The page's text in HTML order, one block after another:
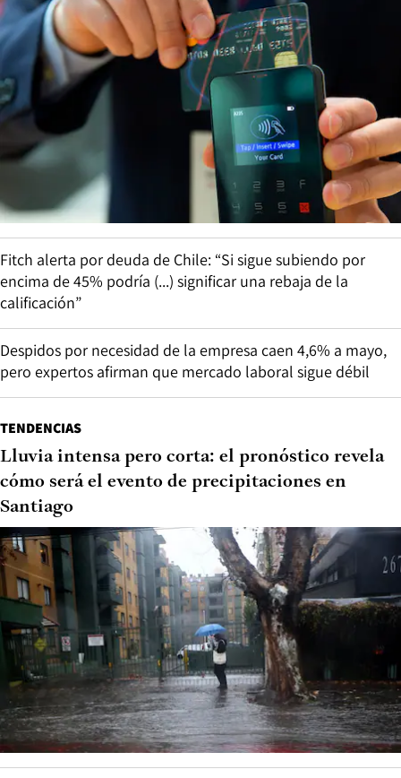
Fitch alerta por deuda de Chile: “Si sigue subiendo por
encima de 45% podría (...) significar una rebaja de la
calificación”
Despidos por necesidad de la empresa caen 4,6% a mayo,
pero expertos afirman que mercado laboral sigue débil
TENDENCIAS
Lluvia intensa pero corta: el pronóstico revela
cómo será el evento de precipitaciones en
Santiago